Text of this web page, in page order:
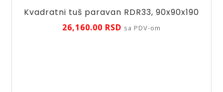
Kvadratni tuš paravan RDR33, 90x90x190
26,160.00 RSD sa PDV-om